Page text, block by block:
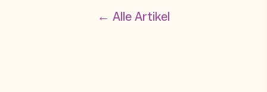
← Alle Artikel